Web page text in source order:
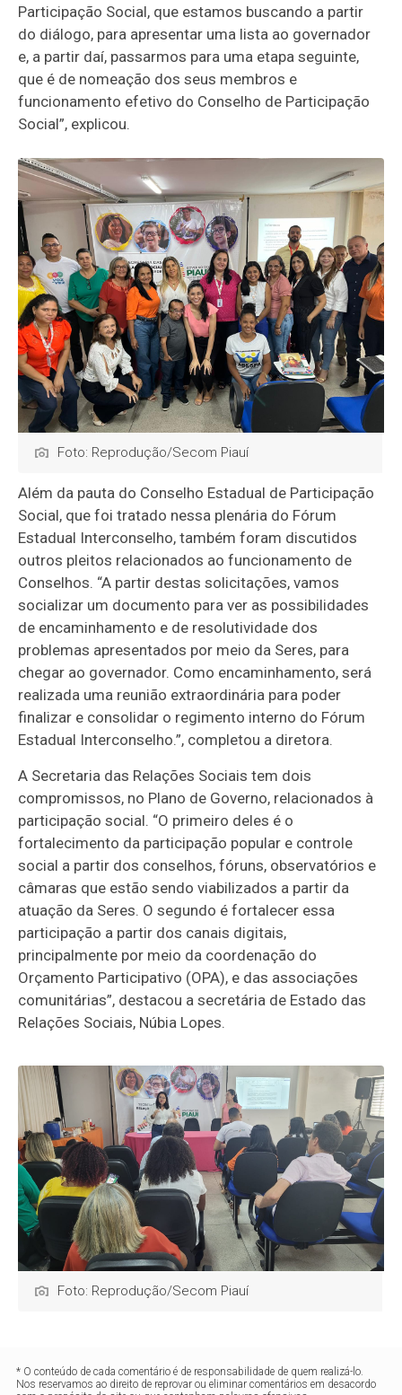
Participação Social, que estamos buscando a partir
do diálogo, para apresentar uma lista ao governador
e, a partir daí, passarmos para uma etapa seguinte,
que é de nomeação dos seus membros e
funcionamento efetivo do Conselho de Participação
Social”, explicou.
Foto: Reprodução/Secom Piauí
Além da pauta do Conselho Estadual de Participação
Social, que foi tratado nessa plenária do Fórum
Estadual Interconselho, também foram discutidos
outros pleitos relacionados ao funcionamento de
Conselhos. “A partir destas solicitações, vamos
socializar um documento para ver as possibilidades
de encaminhamento e de resolutividade dos
problemas apresentados por meio da Seres, para
chegar ao governador. Como encaminhamento, será
realizada uma reunião extraordinária para poder
finalizar e consolidar o regimento interno do Fórum
Estadual Interconselho.”, completou a diretora.
A Secretaria das Relações Sociais tem dois
compromissos, no Plano de Governo, relacionados à
participação social. “O primeiro deles é o
fortalecimento da participação popular e controle
social a partir dos conselhos, fóruns, observatórios e
câmaras que estão sendo viabilizados a partir da
atuação da Seres. O segundo é fortalecer essa
participação a partir dos canais digitais,
principalmente por meio da coordenação do
Orçamento Participativo (OPA), e das associações
comunitárias”, destacou a secretária de Estado das
Relações Sociais, Núbia Lopes.
Foto: Reprodução/Secom Piauí
* O conteúdo de cada comentário é de responsabilidade de quem realizá-lo.
Nos reservamos ao direito de reprovar ou eliminar comentários em desacordo